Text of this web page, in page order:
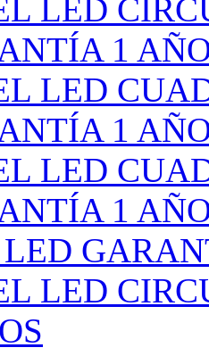
LED
1
LED
1
LED
1
LED